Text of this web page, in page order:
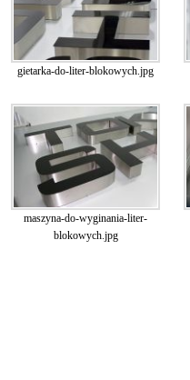
gietarka-do-liter-blokowych.jpg
maszyna-do-wyginania-liter-
blokowych.jpg